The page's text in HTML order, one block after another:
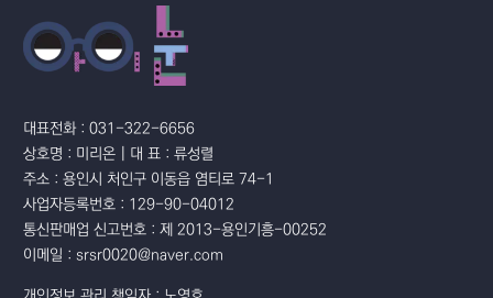
대표전화 : 031-322-6656
상호명 : 미리온 | 대 표 : 류성렬
주소 : 용인시 처인구 이동읍 염티로 74-1
사업자등록번호 : 129-90-04012
통신판매업 신고번호 : 제 2013-용인기흥-00252
이메일 : srsr0020@naver.com